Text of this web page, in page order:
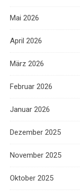
Mai 2026
April 2026
März 2026
Februar 2026
Januar 2026
Dezember 2025
November 2025
Oktober 2025